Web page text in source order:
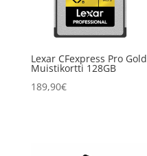
Lexar CFexpress Pro Gold
Muistikortti 128GB
189,90€